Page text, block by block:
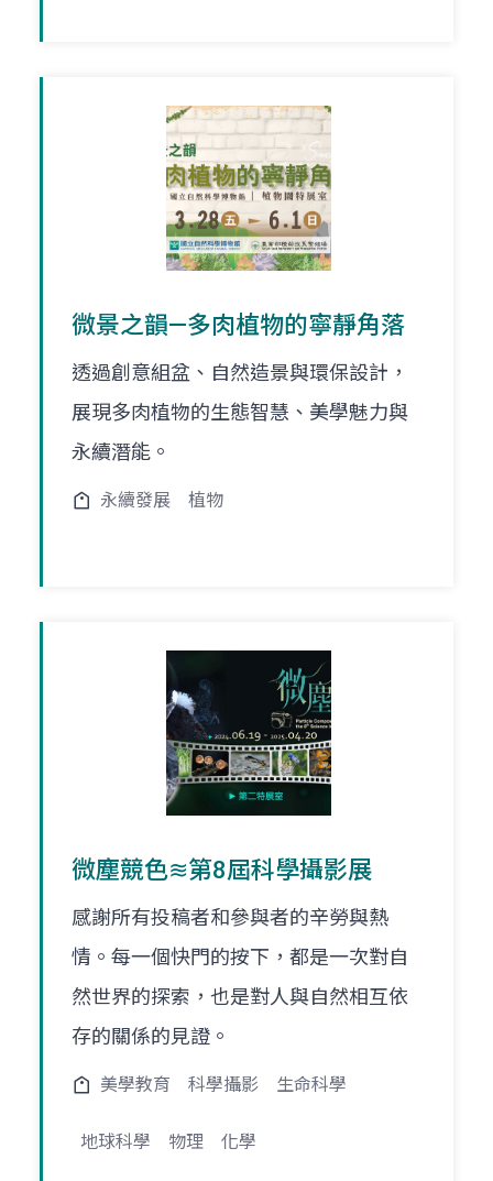
微景之韻—多肉植物的寧靜角落
透過創意組盆、自然造景與環保設計，
展現多肉植物的生態智慧、美學魅力與
永續潛能。
永續發展 植物
微塵競色≋第8屆科學攝影展
感謝所有投稿者和參與者的辛勞與熱
情。每一個快門的按下，都是一次對自
然世界的探索，也是對人與自然相互依
存的關係的見證。
美學教育 科學攝影 生命科學
地球科學 物理 化學